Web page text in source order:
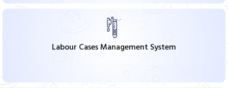
Labour Cases Management System